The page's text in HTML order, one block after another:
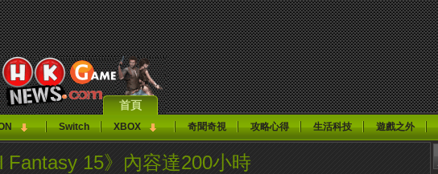
首頁
Switch XBOX 奇聞奇視 攻略心得 生活科技 遊戲之外
Fantasy 15》內容達200小時